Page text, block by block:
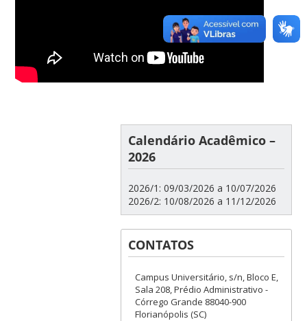
Calendário Acadêmico –
2026
2026/1: 09/03/2026 a 10/07/2026
2026/2: 10/08/2026 a 11/12/2026
CONTATOS
Campus Universitário, s/n, Bloco E,
Sala 208, Prédio Administrativo -
Córrego Grande 88040-900
Florianópolis (SC)